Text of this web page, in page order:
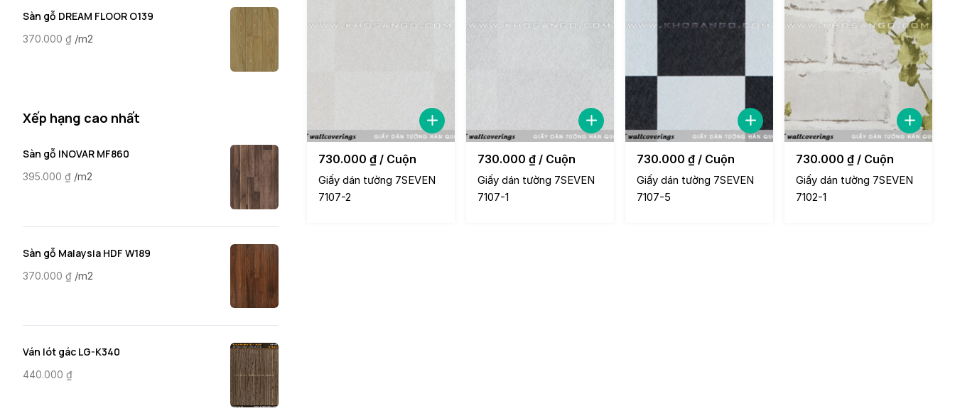
730.000 ₫ / Cuộn
Giấy dán tường 7SEVEN
7107-2
730.000 ₫ / Cuộn
Giấy dán tường 7SEVEN
7107-1
730.000 ₫ / Cuộn
Giấy dán tường 7SEVEN
7107-5
730.000 ₫ / Cuộn
Giấy dán tường 7SEVEN
7102-1
Sàn gỗ DREAM FLOOR O139
370.000 ₫ /m2
Xếp hạng cao nhất
Sàn gỗ INOVAR MF860
395.000 ₫ /m2
Sàn gỗ Malaysia HDF W189
370.000 ₫ /m2
Ván lót gác LG-K340
440.000 ₫